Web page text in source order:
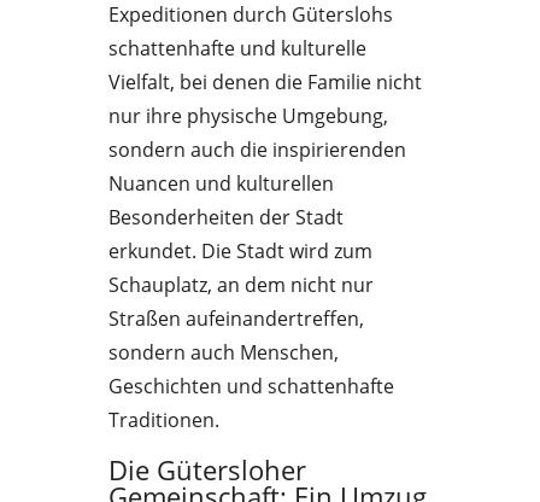
Expeditionen durch Güterslohs
schattenhafte und kulturelle
Vielfalt, bei denen die Familie nicht
nur ihre physische Umgebung,
sondern auch die inspirierenden
Nuancen und kulturellen
Besonderheiten der Stadt
erkundet. Die Stadt wird zum
Schauplatz, an dem nicht nur
Straßen aufeinandertreffen,
sondern auch Menschen,
Geschichten und schattenhafte
Traditionen.
Die Gütersloher